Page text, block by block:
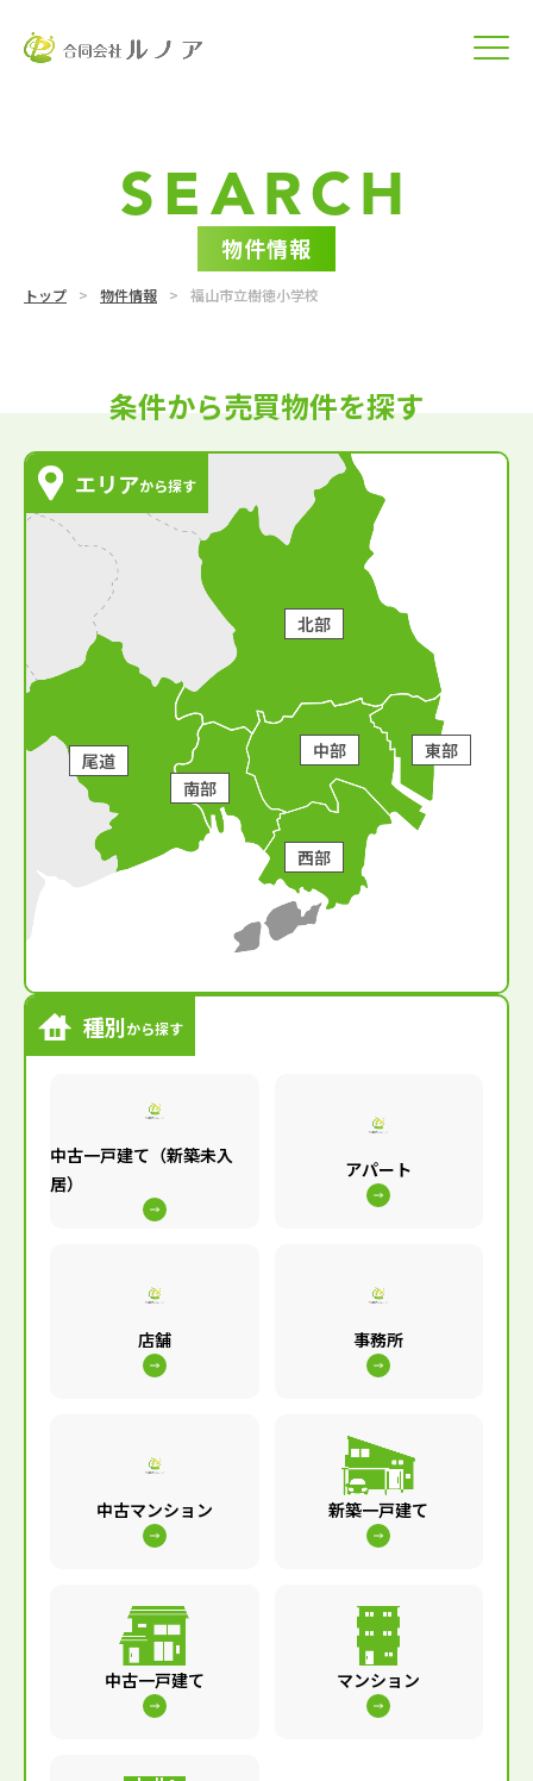
SEARCH
物件情報
トップ 物件情報 福山市立樹徳小学校
条件から売買物件を探す
エリアから探す
北部
中部
東部
南部
西部
尾道
種別から探す
中古一戸建て（新築未入
居）
アパート
店舗 事務所
中古マンション 新築一戸建て
中古一戸建て マンション